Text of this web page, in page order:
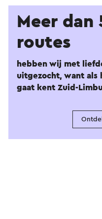
Meer dan
routes
hebben wij met
uitgezocht, want als
gaat kent Zuid-